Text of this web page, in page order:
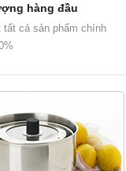
hàng đầu
tất cả sản phẩm chính